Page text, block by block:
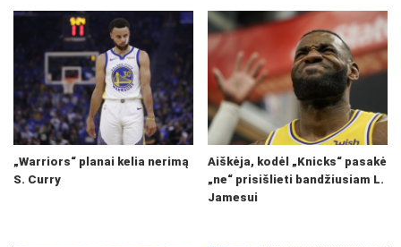
„Warriors“ planai kelia nerimą
S. Curry
Aiškėja, kodėl „Knicks“ pasakė
„ne“ prisišlieti bandžiusiam L.
Jamesui